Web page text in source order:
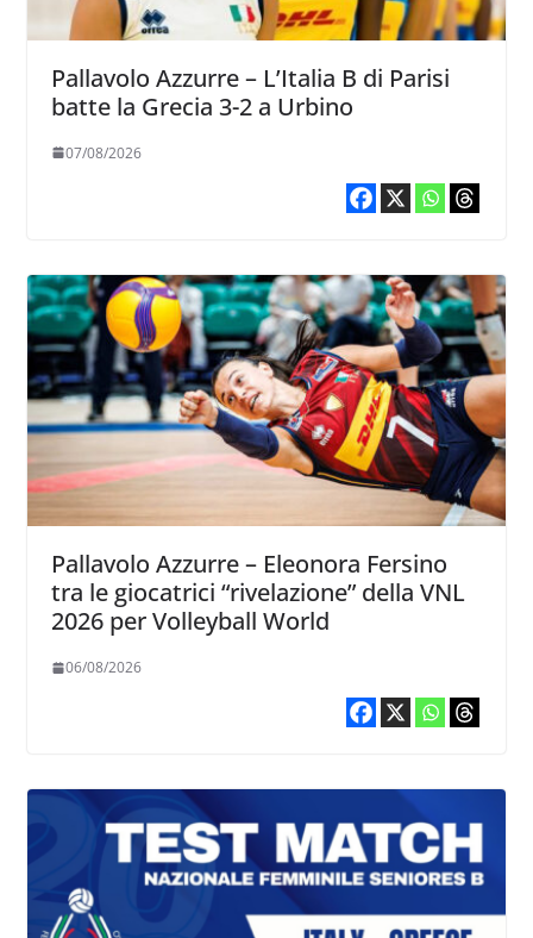
Pallavolo Azzurre – L’Italia B di Parisi
batte la Grecia 3-2 a Urbino
07/08/2026
Pallavolo Azzurre – Eleonora Fersino
tra le giocatrici “rivelazione” della VNL
2026 per Volleyball World
06/08/2026